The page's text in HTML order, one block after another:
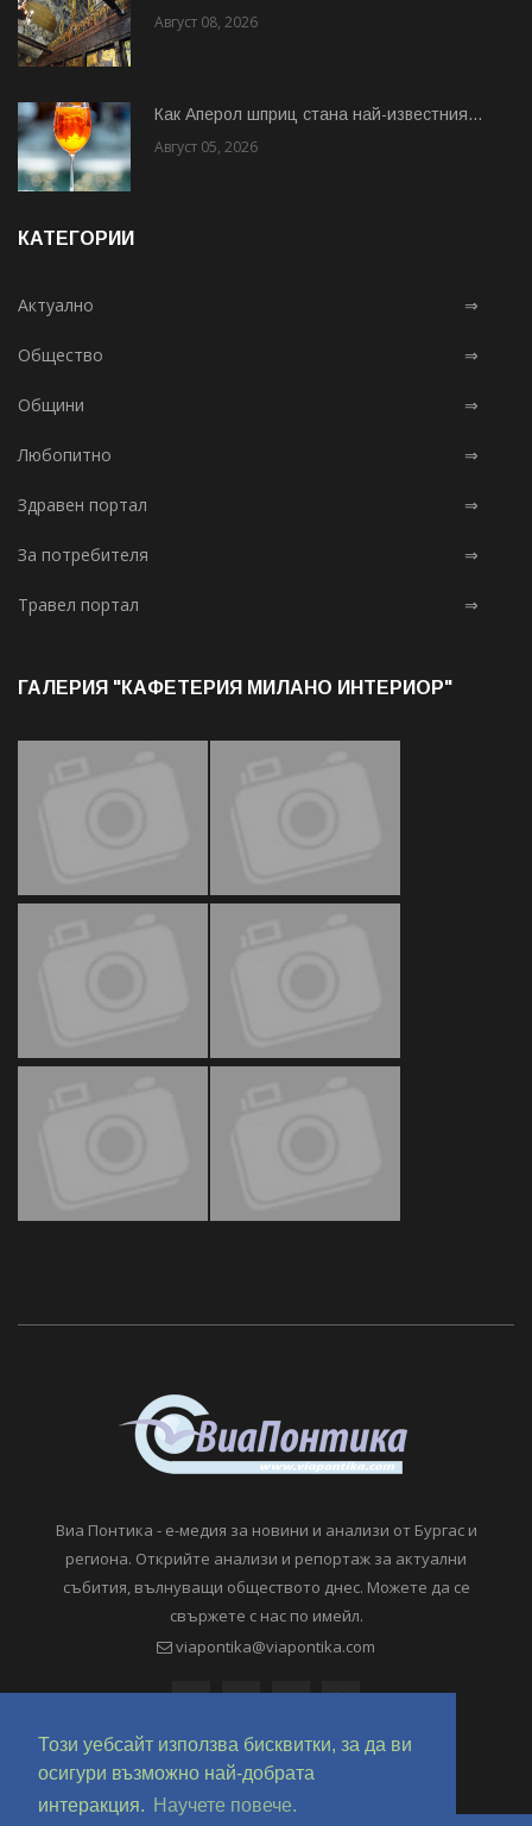
Този уебсайт използва бисквитки, за да ви
осигури възможно най-добрата
интеракция.
Научете повече.
Август 08, 2026
Как Аперол шприц стана най-известния...
Август 05, 2026
КАТЕГОРИИ
Актуално ⇒
Общество ⇒
Общини ⇒
Любопитно ⇒
Здравен портал ⇒
За потребителя ⇒
Травел портал ⇒
ГАЛЕРИЯ "КАФЕТЕРИЯ МИЛАНО ИНТЕРИОР"
Виа Понтика - е-медия за новини и анализи от Бургас и
региона. Открийте анализи и репортаж за актуални
събития, вълнуващи обществото днес. Можете да се
свържете с нас по имейл.
viapontika@viapontika.com